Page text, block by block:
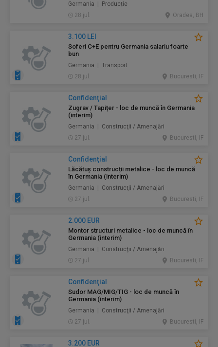
Germania | Producție
28 jul.
Oradea, BH
3.100 LEI
Soferi C+E pentru Germania salariu foarte
bun
Germania | Transport
28 jul.
Bucuresti, IF
Confidenţial
Zugrav / Tapițer - loc de muncă în Germania
(interim)
Germania | Construcţii / Amenajări
27 jul.
Bucuresti, IF
Confidenţial
Lăcătuș construcții metalice - loc de muncă
în Germania (interim)
Germania | Construcţii / Amenajări
27 jul.
Bucuresti, IF
2.000 EUR
Montor structuri metalice - loc de muncă în
Germania (interim)
Germania | Construcţii / Amenajări
27 jul.
Bucuresti, IF
Confidenţial
Sudor MAG/MIG/TIG - loc de muncă în
Germania (interim)
Germania | Construcţii / Amenajări
27 jul.
Bucuresti, IF
3.200 EUR